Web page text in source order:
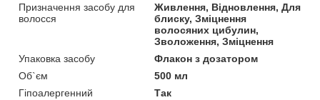
Призначення засобу для
волосся
Живлення, Відновлення, Для
блиску, Зміцнення
волосяних цибулин,
Зволоження, Зміцнення
Упаковка засобу
Флакон з дозатором
Об`єм
500 мл
Гіпоалергенний
Так